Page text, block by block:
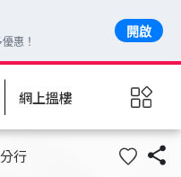
網上搵樓
行 
惠！
開啟